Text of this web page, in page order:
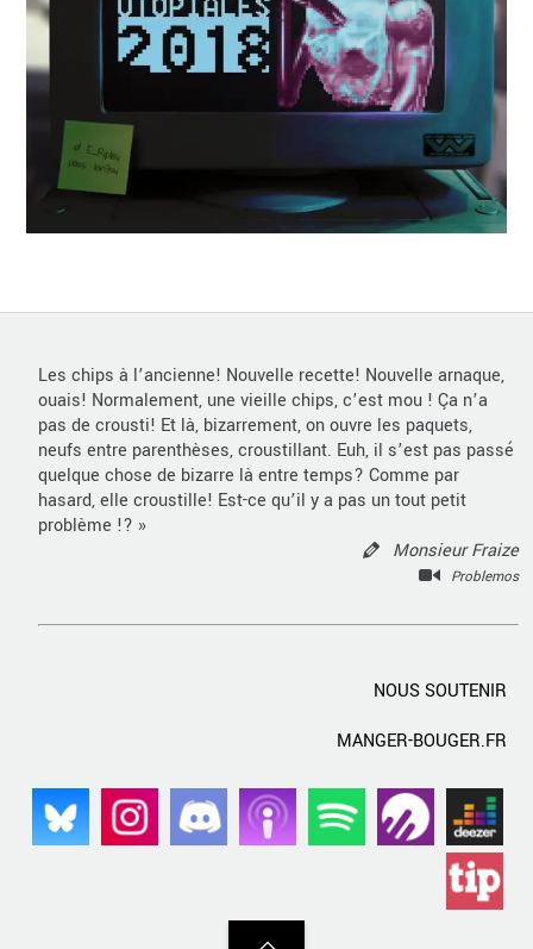
Les chips à l’ancienne! Nouvelle recette! Nouvelle arnaque,
ouais! Normalement, une vieille chips, c’est mou ! Ça n’a
pas de crousti! Et là, bizarrement, on ouvre les paquets,
neufs entre parenthèses, croustillant. Euh, il s’est pas passé
quelque chose de bizarre là entre temps? Comme par
hasard, elle croustille! Est-ce qu’il y a pas un tout petit
problème !? »
Monsieur Fraize
Problemos
NOUS SOUTENIR
MANGER-BOUGER.FR